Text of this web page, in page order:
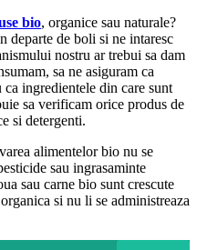
bio, organice sau naturale?
departe de boli si ne intaresc
nostru ar trebui sa dam
sa ne asiguram ca
ingredientele din care sunt
sa verificam orice produs de
si detergenti.
alimentelor bio nu se
sau ingrasaminte
sau carne bio sunt crescute
si nu li se administreaza